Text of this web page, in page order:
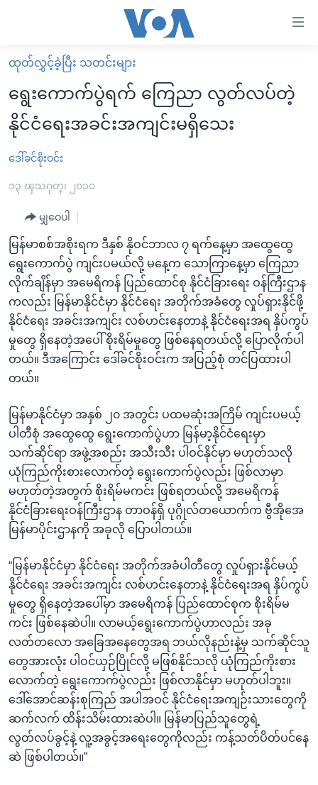
လွယ်ကူ
စေ
သည့်
Link
များ
ပင်မ
ကျော်
ကြည့်
ရန်
ပင်မ
အ
ညွန်း
စာမျက်နှာ
သို့
ကြည့်
ရန်
ရှာဖွေ
ရန်
နေရာ
သို့
ကျော်
မူလစာမျက်နှာ
မြန်မာ
ကမ္ဘာ့သတင်းများ
နိုင်ငံတကာ
အစ္စရေး-ပါလက်စတိုင်း
ဗွီဒီယို
အင်္ဂလိပ်စာလေ့လာမယ်
အမေရိကန်သုံးအီဒီယံ
မကြေးမုံရဲ့ အင်္ဂလိပ်စာ
ရုပ်ရှင်ထဲက အင်္ဂလိပ်စာ
သုတပဒေသာ အင်္ဂလိပ်စာ
အပတ်စဉ်ကဏ္ဍများ
ရေဒီယို
တီဗွီ
ရေဒီယိုနှင့်ရုပ်သံ အချက်အလက်များ
ရေဒီယို/တီဗွီအစီအစဉ်
Learning English
ဗွီအိုအေ လူမှုကွန်ယက်များ
ဘာသာစကားများ
ထုတ်လွှင့်ခဲ့ပြီး သတင်းများ
ရွေးကောက်ပွဲရက် ကြေညာ လွတ်လပ်တဲ့
နိုင်ငံရေးအခင်းအကျင်းမရှိသေး
ဒေါ်ခင်စိုးဝင်း
၁၃ ၾသဂုတ္၊ ၂၀၁၀
မျှဝေပါ
မြန်မာစစ်အစိုးရက ဒီနှစ် နိုဝင်ဘာလ ၇ ရက်နေ့မှာ အထွေထွေ
ရွေးကောက်ပွဲ ကျင်းပမယ်လို့ မနေ့က သောကြာနေ့မှာ ကြေညာ
လိုက်ချိန်မှာ အမေရိကန် ပြည်ထောင်စု နိုင်ငံခြားရေး ဝန်ကြီးဌာန
ကလည်း မြန်မာနိုင်ငံမှာ နိုင်ငံရေး အတိုက်အခံတွေ လှုပ်ရှားနိုင်ဖို့
နိုင်ငံရေး အခင်းအကျင်း လစ်ဟင်းနေတာနဲ့ နိုင်ငံရေးအရ နှိပ်ကွပ်
မှုတွေ ရှိနေတဲ့အပေါ် စိုးရိမ်မှုတွေ ဖြစ်နေရတယ်လို့ ပြောလိုက်ပါ
တယ်။ ဒီအကြောင်း ဒေါ်ခင်စိုးဝင်းက အပြည့်စုံ တင်ပြထားပါ
တယ်။
မြန်မာနိုင်ငံမှာ အနှစ် ၂၀ အတွင်း ပထမဆုံးအကြိမ် ကျင်းပမယ့်
ပါတီစုံ အထွေထွေ ရွေးကောက်ပွဲဟာ မြန်မာ့နိုင်ငံရေးမှာ
သက်ဆိုင်ရာ အဖွဲ့အစည်း အသီးသီး ပါဝင်နိုင်မှာ မဟုတ်သလို
ယုံကြည်ကိုးစားလောက်တဲ့ ရွေးကောက်ပွဲလည်း ဖြစ်လာမှာ
မဟုတ်တဲ့အတွက် စိုးရိမ်မကင်း ဖြစ်ရတယ်လို့ အမေရိကန်
နိုင်ငံခြားရေးဝန်ကြီးဌာန တာဝန်ရှိ ပုဂ္ဂိုလ်တယောက်က ဗွီအိုအေ
မြန်မာပိုင်းဌာနကို အခုလို ပြောပါတယ်။
“မြန်မာနိုင်ငံမှာ နိုင်ငံရေး အတိုက်အခံပါတီတွေ လှုပ်ရှားနိုင်မယ့်
နိုင်ငံရေး အခင်းအကျင်း လစ်ဟင်းနေတာနဲ့ နိုင်ငံရေးအရ နှိပ်ကွပ်
မှုတွေ ရှိနေတဲ့အပေါ်မှာ အမေရိကန် ပြည်ထောင်စုက စိုးရိမ်မ
ကင်း ဖြစ်နေဆဲပါ။ လာမယ့်ရွေးကောက်ပွဲဟာလည်း အခု
လတ်တလော အခြေအနေတွေအရ ဘယ်လိုနည်းနဲ့မှ သက်ဆိုင်သူ
တွေအားလုံး ပါဝင်ယှဉ်ပြိုင်လို့ မဖြစ်နိုင်သလို ယုံကြည်ကိုးစား
လောက်တဲ့ ရွေးကောက်ပွဲလည်း ဖြစ်လာနိုင်မှာ မဟုတ်ပါဘူး။
ဒေါ်အောင်ဆန်းစုကြည် အပါအဝင် နိုင်ငံရေးအကျဉ်းသားတွေကို
ဆက်လက် ထိန်းသိမ်းထားဆဲပါ။ မြန်မာပြည်သူတွေရဲ့
လွတ်လပ်ခွင့်နဲ့ လူ့အခွင့်အရေးတွေကိုလည်း ကန့်သတ်ပိတ်ပင်နေ
ဆဲ ဖြစ်ပါတယ်။”